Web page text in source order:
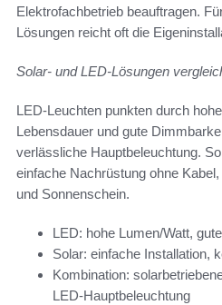
Elektrofachbetrieb beauftragen.
Lösungen reicht oft die
Solar- und LED-Lösungen
LED-Leuchten punkten durch
Lebensdauer und gute
verlässliche Hauptbeleuchtung.
einfache Nachrüstung ohne
und Sonnenschein.
LED: hohe Lumen/Watt,
Solar: einfache Installation,
Kombination:
LED-Hauptbeleuchtung